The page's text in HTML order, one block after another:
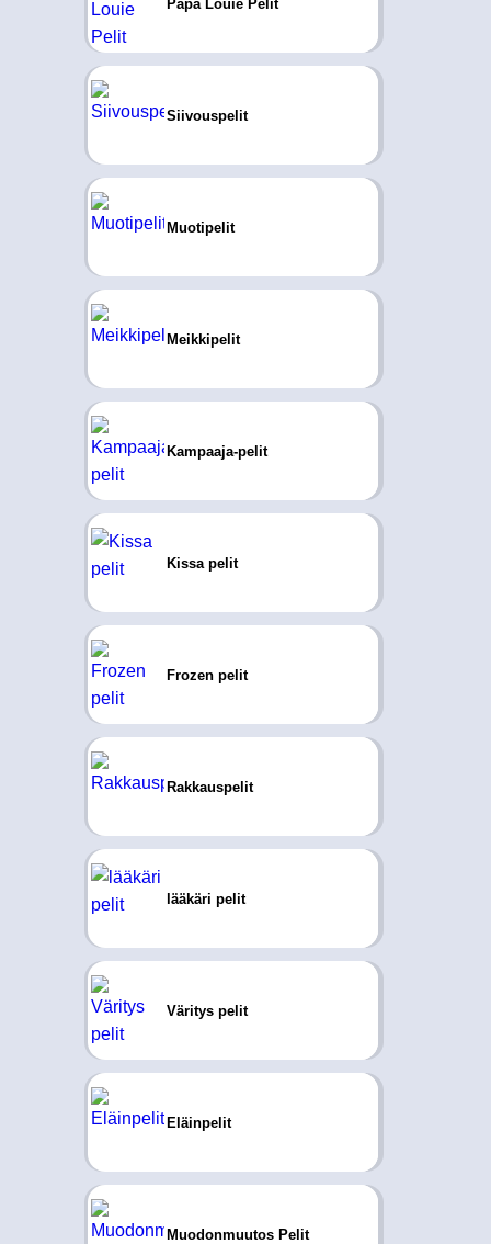
Papa Louie Pelit
Siivouspelit
Muotipelit
Meikkipelit
Kampaaja-pelit
Kissa pelit
Frozen pelit
Rakkauspelit
lääkäri pelit
Väritys pelit
Eläinpelit
Muodonmuutos Pelit